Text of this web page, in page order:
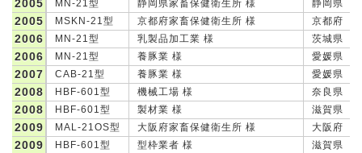
2005 MN-21型 静岡県家畜保健衛生所 様 静岡県
2005 MSKN-21型 京都府家畜保健衛生所 様 京都府
2006 MN-21型 乳製品加工業 様 茨城県
2006 MN-21型 養豚業 様 愛媛県
2007 CAB-21型 養豚業 様 愛媛県
2008 HBF-601型 機械工場 様 奈良県
2008 HBF-601型 製材業 様 滋賀県
2009 MAL-21OS型 大阪府家畜保健衛生所 様 大阪府
2009 HBF-601型 型枠業者 様 滋賀県